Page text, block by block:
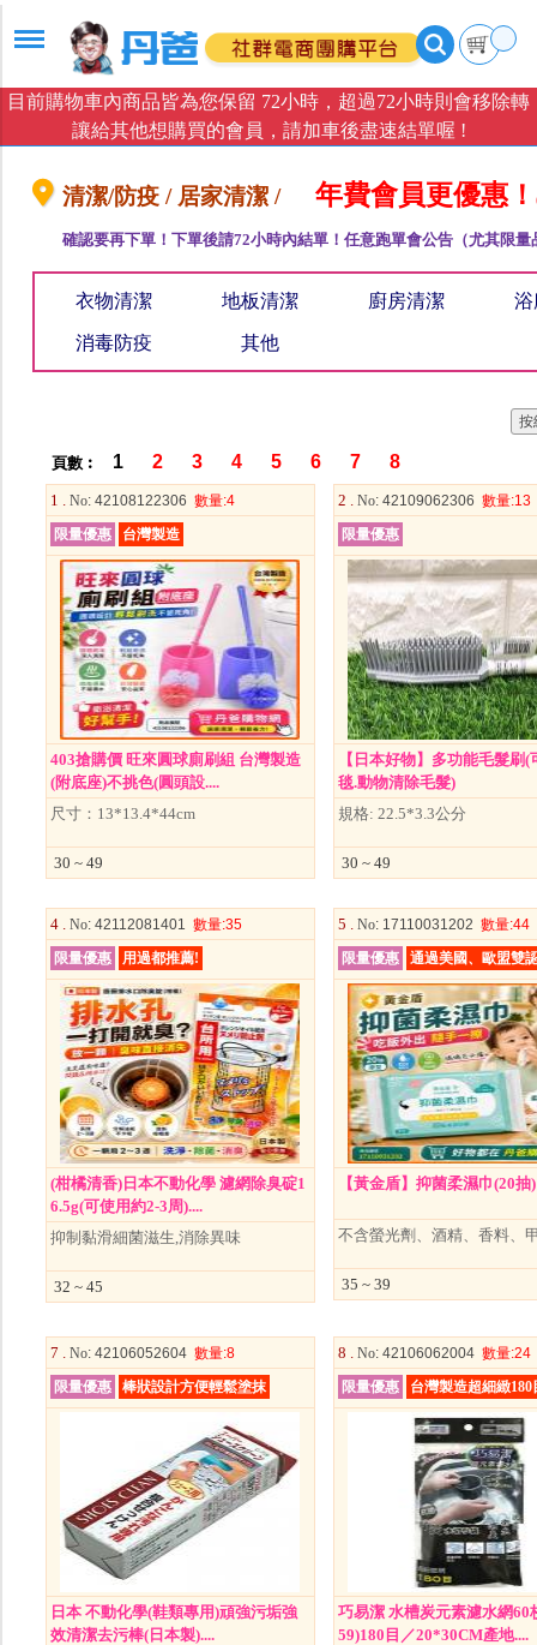
目前購物車內商品皆為您保留 72小時，超過72小時則會移除轉
讓給其他想購買的會員，請加車後盡速結單喔 !
清潔/防疫 / 居家清潔 / 年費會員更優惠！
確認要再下單！下單後請72小時內結單！任意跑單會公告（尤其限
衣物清潔 地板清潔 廚房清潔 浴
消毒防疫 其他
頁數︰ 1 2 3 4 5 6 7 8
1 . No: 42108122306 數量:4
限量優惠
台灣製造
403搶購價 旺來圓球廁刷組 台灣製造
(附底座)不挑色(圓頭設....
尺寸：13*13.4*44cm
30 ~ 49
2 . No: 42109062306 數量:13
限量優惠
【日本好物】多功能毛髮刷(
毯.動物清除毛髮)
規格: 22.5*3.3公分
30 ~ 49
4 . No: 42112081401 數量:35
限量優惠
用過都推薦!
(柑橘清香)日本不動化學 濾網除臭碇1
6.5g(可使用約2-3周)....
抑制黏滑細菌滋生,消除異味
32 ~ 45
5 . No: 17110031202 數量:44
限量優惠
通過美國、歐盟雙
【黃金盾】抑菌柔濕巾(20抽)
不含螢光劑、酒精、香料、
35 ~ 39
7 . No: 42106052604 數量:8
限量優惠
棒狀設計方便輕鬆塗抹
日本 不動化學(鞋類專用)頑強污垢強
效清潔去污棒(日本製)....
8 . No: 42106062004 數量:24
限量優惠
台灣製造超細緻
巧易潔 水槽炭元素濾水網60
59)180目／20*30CM產地....